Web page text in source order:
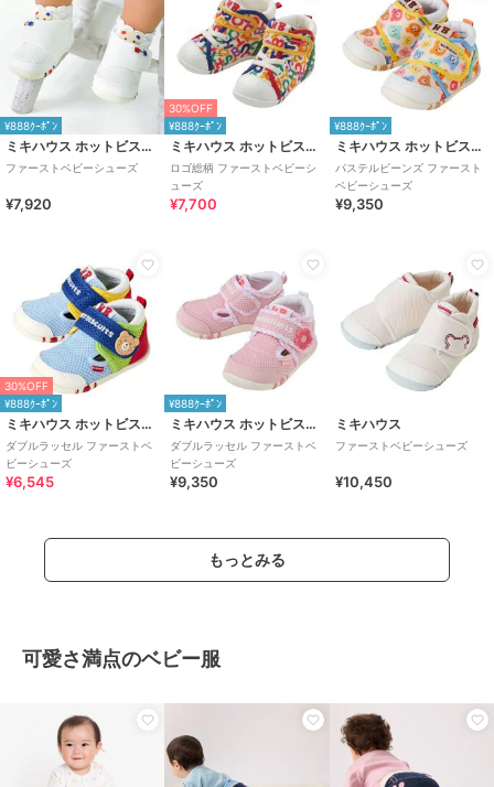
¥888ｸｰﾎﾟﾝ
ミキハウス ホットビスケッツ
ファーストベビーシューズ
¥7,920
30%OFF
¥888ｸｰﾎﾟﾝ
ミキハウス ホットビスケッツ
ロゴ総柄 ファーストベビーシ
ューズ
¥7,700
¥888ｸｰﾎﾟﾝ
ミキハウス ホットビスケッツ
パステルビーンズ ファースト
ベビーシューズ
¥9,350
30%OFF
¥888ｸｰﾎﾟﾝ
ミキハウス ホットビスケッツ
ダブルラッセル ファーストベ
ビーシューズ
¥6,545
¥888ｸｰﾎﾟﾝ
ミキハウス ホットビスケッツ
ダブルラッセル ファーストベ
ビーシューズ
¥9,350
ミキハウス
ファーストベビーシューズ
¥10,450
もっとみる
可愛さ満点のベビー服